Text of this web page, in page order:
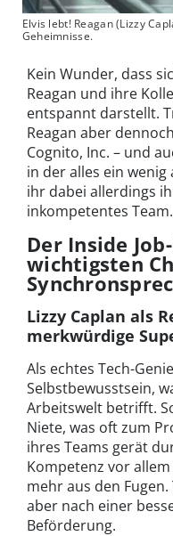
Elvis lebt! Reagan (Lizzy
Geheimnisse.
Kein Wunder, dass
Reagan und ihre
entspannt darstellt.
Reagan aber
Cognito, Inc. – und
in der alles ein
ihr dabei allerdings
inkompetentes Team.
Der Inside
wichtigsten
Lizzy Caplan als
merkwürdige
Als echtes Tech-
Selbstbewusstsein,
Arbeitswelt betrifft.
Niete, was oft zum
ihres Teams gerät
Kompetenz vor
mehr aus den
aber nach einer
Beförderung.